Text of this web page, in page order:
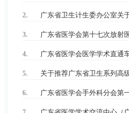
2. 广东省卫生计生委办公室关于成立广东省限制临床应用医疗技术等4个质量
3. 广东省医学会第十七次放射医学学术会议暨第七次影像技术学学
4. 广东省医学会医学学术直通车—— 罕见病学江
5. 关于推荐广东省卫生系列高级专业技术资格评审委员会评委
6. 广东省医学会手外科分会第一季度学术会议暨“肢体创伤修复与功能重建